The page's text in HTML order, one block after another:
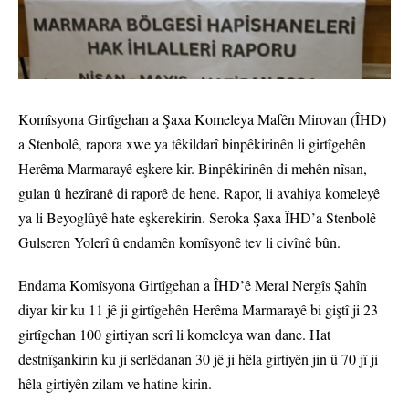
Komîsyona Girtîgehan a Şaxa Komeleya Mafên Mirovan (ÎHD)
a Stenbolê, rapora xwe ya têkildarî binpêkirinên li girtîgehên
Herêma Marmarayê eşkere kir. Binpêkirinên di mehên nîsan,
gulan û hezîranê di raporê de hene. Rapor, li avahiya komeleyê
ya li Beyoglûyê hate eşkerekirin. Seroka Şaxa ÎHD’a Stenbolê
Gulseren Yolerî û endamên komîsyonê tev li civînê bûn.
Endama Komîsyona Girtîgehan a ÎHD’ê Meral Nergîs Şahîn
diyar kir ku 11 jê ji girtîgehên Herêma Marmarayê bi giştî ji 23
girtîgehan 100 girtiyan serî li komeleya wan dane. Hat
destnîşankirin ku ji serlêdanan 30 jê ji hêla girtiyên jin û 70 jî ji
hêla girtiyên zilam ve hatine kirin.